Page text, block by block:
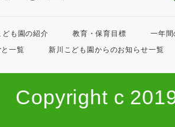
ども園の紹介 教育・保育目標
一年
一覧
新川こども園からのお知らせ一覧
Copyright c